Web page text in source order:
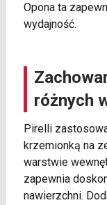
Opona ta
wydajność.
różnych
Pirelli
krzemionką na
warstwie
zapewnia
nawierzchni.